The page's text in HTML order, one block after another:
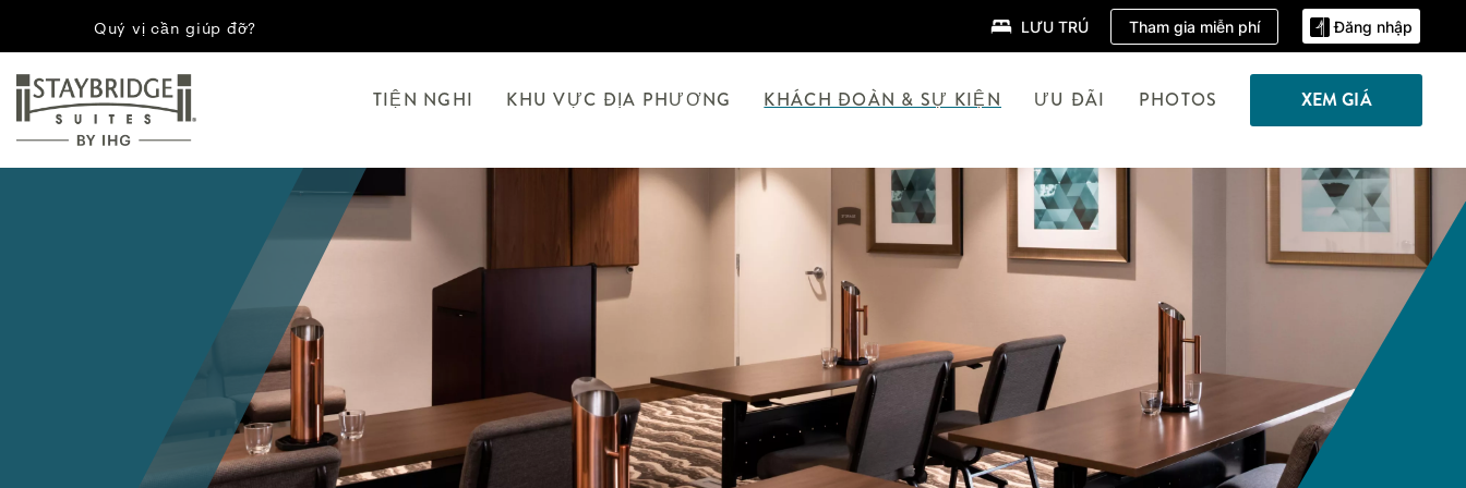
Quý vị cần giúp đỡ? LƯU TRÚ Tham gia miễn phí Đăng nhập
TIỆN NGHI KHU VỰC ĐỊA PHƯƠNG KHÁCH ĐOÀN & SỰ KIỆN ƯU ĐÃI PHOTOS XEM GIÁ